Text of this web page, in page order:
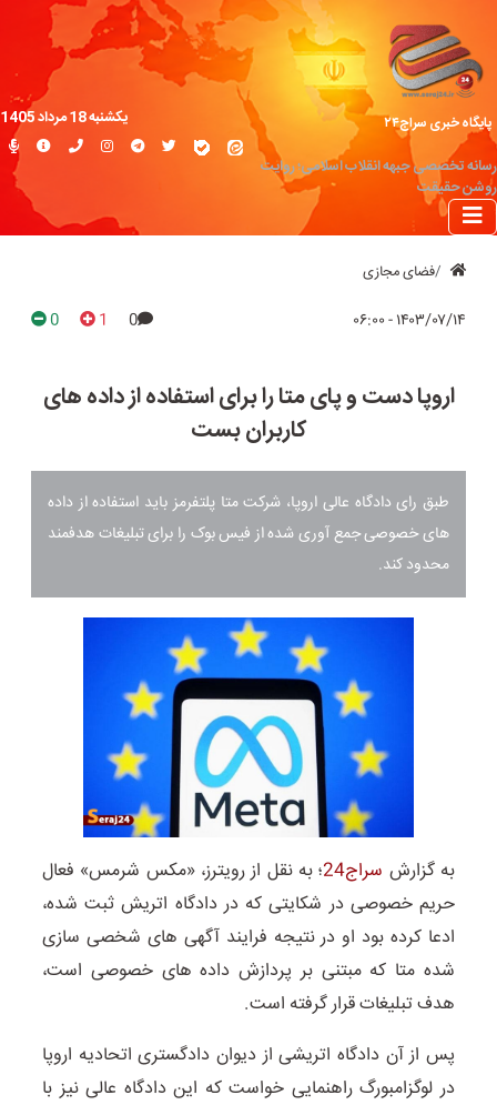
پایگاه خبری سراج۲۴
رسانه تخصصی جبهه انقلاب اسلامی؛ روایت
روشن حقیقت
یکشنبه 18 مرداد 1405
فضای مجازی
۱۴۰۳/۰۷/۱۴ - ۰۶:۰۰ 0
1
0
اروپا دست و پای متا را برای استفاده از داده های
کاربران بست
طبق رای دادگاه عالی اروپا، شرکت متا پلتفرمز باید استفاده از داده
های خصوصی جمع آوری شده از فیس بوک را برای تبلیغات هدفمند
محدود کند.
به گزارش سراج24
؛ به نقل از رویترز، «مکس شرمس» فعال
حریم خصوصی در شکایتی که در دادگاه اتریش ثبت شده،
ادعا کرده بود او در نتیجه فرایند آگهی های شخصی سازی
شده متا که مبتنی بر پردازش داده های خصوصی است،
هدف تبلیغات قرار گرفته است.
پس از آن دادگاه اتریشی از دیوان دادگستری اتحادیه اروپا
در لوگزامبورگ راهنمایی خواست که این دادگاه عالی نیز با